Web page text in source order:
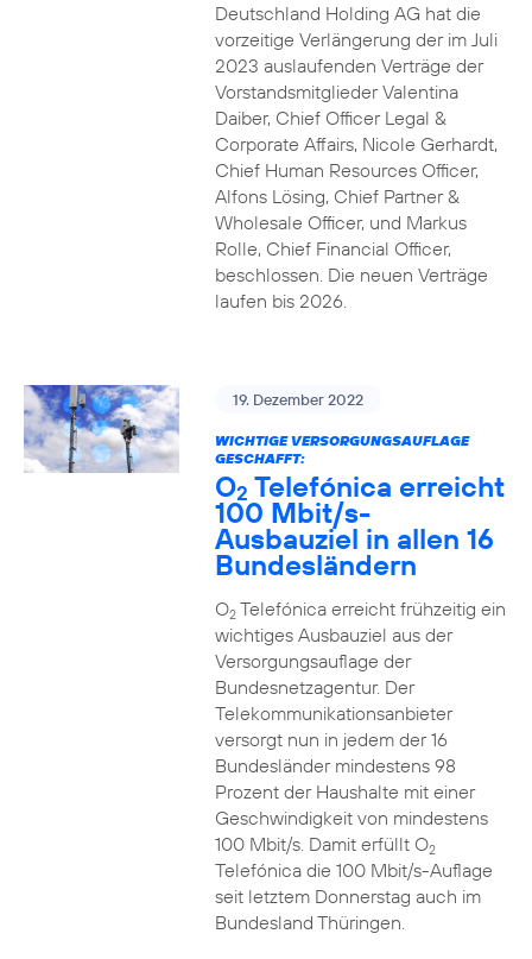
Deutschland Holding AG hat die
vorzeitige Verlängerung der im Juli
2023 auslaufenden Verträge der
Vorstandsmitglieder Valentina
Daiber, Chief Officer Legal &
Corporate Affairs, Nicole Gerhardt,
Chief Human Resources Officer,
Alfons Lösing, Chief Partner &
Wholesale Officer, und Markus
Rolle, Chief Financial Officer,
beschlossen. Die neuen Verträge
laufen bis 2026.
19. Dezember 2022
WICHTIGE VERSORGUNGSAUFLAGE
GESCHAFFT:
O2 Telefónica erreicht
100 Mbit/s-
Ausbauziel in allen 16
Bundesländern
O2Telefónica erreicht frühzeitig ein
wichtiges Ausbauziel aus der
Versorgungsauflage der
Bundesnetzagentur. Der
Telekommunikationsanbieter
versorgt nun in jedem der 16
Bundesländer mindestens 98
Prozent der Haushalte mit einer
Geschwindigkeit von mindestens
100 Mbit/s. Damit erfüllt O2
Telefónica die 100 Mbit/s-Auflage
seit letztem Donnerstag auch im
Bundesland Thüringen.